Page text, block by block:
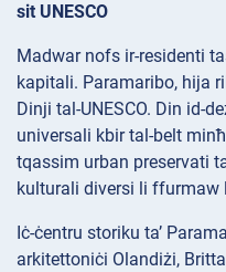
sit UNESCO
Madwar nofs ir-residenti
kapitali. Paramaribo, hija
Dinji tal-UNESCO. Din id-
universali kbir tal-belt
tqassim urban preservati
kulturali diversi li ffurmaw
Iċ-ċentru storiku ta’
arkitettoniċi Olandiżi,